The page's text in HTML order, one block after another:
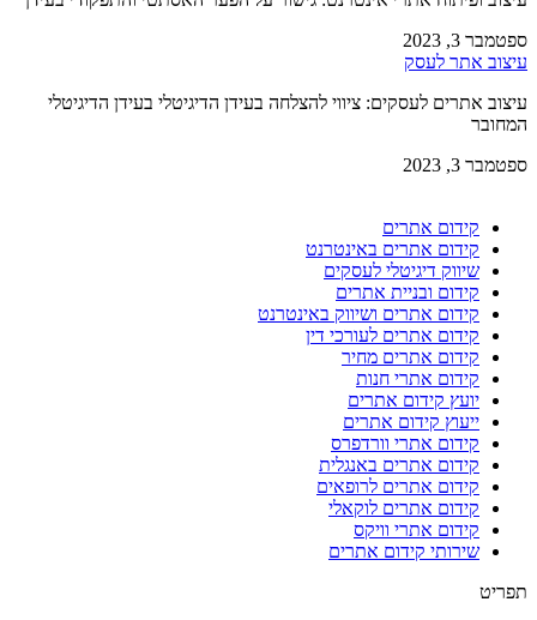
ספטמבר 3, 2023
עיצוב אתר לעסק
עיצוב אתרים לעסקים: ציווי להצלחה בעידן הדיגיטלי בעידן הדיגיטלי
המחובר
ספטמבר 3, 2023
קידום אתרים
קידום אתרים באינטרנט
שיווק דיגיטלי לעסקים
קידום ובניית אתרים
קידום אתרים ושיווק באינטרנט
קידום אתרים לעורכי דין
קידום אתרים מחיר
קידום אתרי חנות
יועץ קידום אתרים
ייעוץ קידום אתרים
קידום אתרי וורדפרס
קידום אתרים באנגלית
קידום אתרים לרופאים
קידום אתרים לוקאלי
קידום אתרי וויקס
שירותי קידום אתרים
תפריט